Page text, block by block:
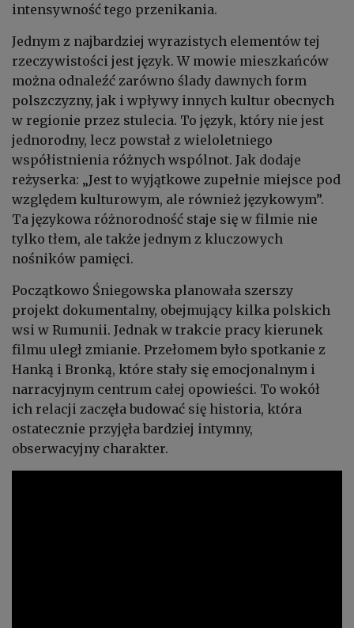
intensywność tego przenikania.
Jednym z najbardziej wyrazistych elementów tej
rzeczywistości jest język. W mowie mieszkańców
można odnaleźć zarówno ślady dawnych form
polszczyzny, jak i wpływy innych kultur obecnych
w regionie przez stulecia. To język, który nie jest
jednorodny, lecz powstał z wieloletniego
współistnienia różnych wspólnot. Jak dodaje
reżyserka: „Jest to wyjątkowe zupełnie miejsce pod
względem kulturowym, ale również językowym”.
Ta językowa różnorodność staje się w filmie nie
tylko tłem, ale także jednym z kluczowych
nośników pamięci.
Początkowo Śniegowska planowała szerszy
projekt dokumentalny, obejmujący kilka polskich
wsi w Rumunii. Jednak w trakcie pracy kierunek
filmu uległ zmianie. Przełomem było spotkanie z
Hanką i Bronką, które stały się emocjonalnym i
narracyjnym centrum całej opowieści. To wokół
ich relacji zaczęła budować się historia, która
ostatecznie przyjęła bardziej intymny,
obserwacyjny charakter.